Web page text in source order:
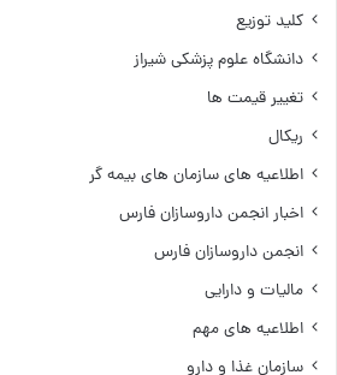
کلید توزیع
دانشگاه علوم پزشکی شیراز
تغییر قیمت ها
ریکال
اطلاعیه های سازمان های بیمه گر
اخبار انجمن داروسازان فارس
انجمن داروسازان فارس
مالیات و دارایی
اطلاعیه های مهم
سازمان غذا و دارو